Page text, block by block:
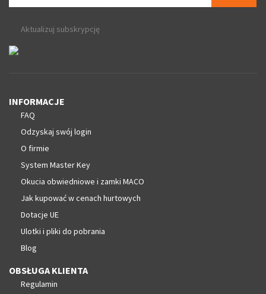
Aktualizuj subskrypcję
INFORMACJE
FAQ
Odzyskaj swój login
O firmie
System Master Key
Okucia obwiedniowe i zamki MACO
Jak kupować w cenach hurtowych
Dotacje UE
Ulotki i pliki do pobrania
Blog
OBSŁUGA KLIENTA
Regulamin